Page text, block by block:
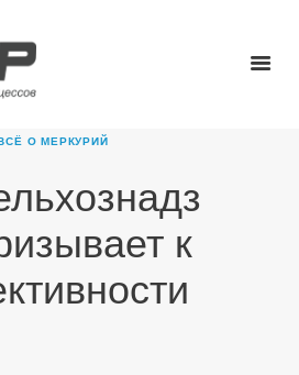
О МЕРКУРИЙ
к